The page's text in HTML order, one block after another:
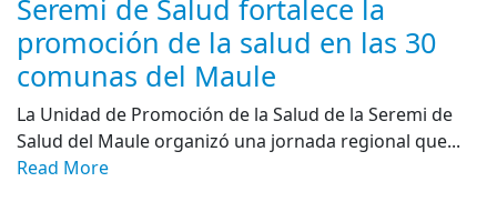
Seremi de Salud fortalece la
promoción de la salud en las 30
comunas del Maule
La Unidad de Promoción de la Salud de la Seremi de
Salud del Maule organizó una jornada regional que...
Read More